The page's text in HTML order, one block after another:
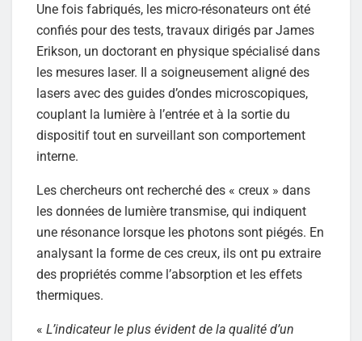
Une fois fabriqués, les micro-résonateurs ont été
confiés pour des tests, travaux dirigés par James
Erikson, un doctorant en physique spécialisé dans
les mesures laser. Il a soigneusement aligné des
lasers avec des guides d’ondes microscopiques,
couplant la lumière à l’entrée et à la sortie du
dispositif tout en surveillant son comportement
interne.
Les chercheurs ont recherché des « creux » dans
les données de lumière transmise, qui indiquent
une résonance lorsque les photons sont piégés. En
analysant la forme de ces creux, ils ont pu extraire
des propriétés comme l’absorption et les effets
thermiques.
« L’indicateur le plus évident de la qualité d’un